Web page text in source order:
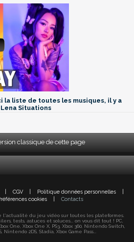
la liste de toutes les musiques, il y a
Situations
classique de cette page
CGV Politique données personnelles
cookies Contacts
l'actualité du jeu vidéo sur toutes les plateformes.
tests, astuces et soluces... on vous dit tout ! PC,
One, Xbox One X, PS3, Xbox 360, Nintendo Switch,
2DS, Stadia, Xbox Game Pass...